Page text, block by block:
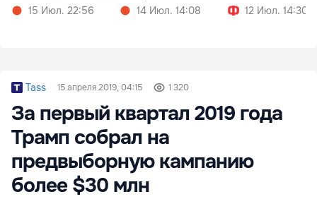
15 Июл. 22:56
14 Июл. 14:08
12 Июл. 14:30
Tass 15 апреля 2019, 04:15 1 320
За первый квартал 2019 года
Трамп собрал на
предвыборную кампанию
более $30 млн